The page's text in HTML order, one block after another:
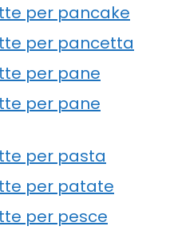
per pancake
per pancetta
per pane
per pane
per pasta
per patate
per pesce